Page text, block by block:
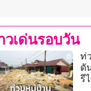
วเด่นรอบวัน
ท่
ดั
รี